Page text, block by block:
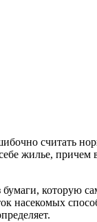
жилье,
которую
насекомых